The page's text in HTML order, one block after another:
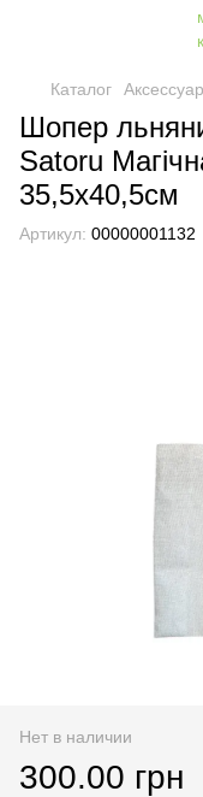
Каталог
Шопер
Satoru
35,5х40,5см
Артикул: 00000001132
Нет в наличии
300.00 грн